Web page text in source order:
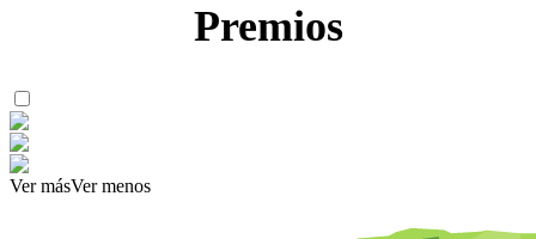
Premios
Ver másVer menos